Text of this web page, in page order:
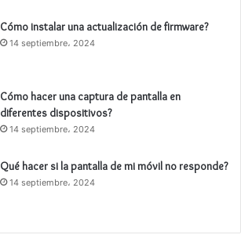
Cómo instalar una actualización de firmware?
14 septiembre، 2024
Cómo hacer una captura de pantalla en
diferentes dispositivos?
14 septiembre، 2024
Qué hacer si la pantalla de mi móvil no responde?
14 septiembre، 2024